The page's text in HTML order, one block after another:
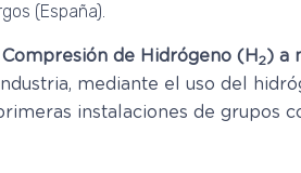
(España).
Compresión de Hidrógeno (H 2) a
mediante el uso del
instalaciones de grupos